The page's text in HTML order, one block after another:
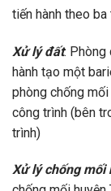
tiến hành theo
Xử lý đất: Phòng
hành tạo một
phòng chống
công trình (bên
trình)
Xử lý chống mối